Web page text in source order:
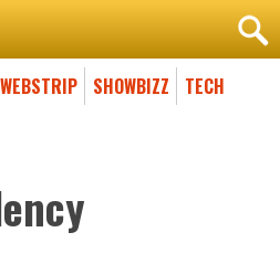
WEBSTRIP SHOWBIZZ TECH